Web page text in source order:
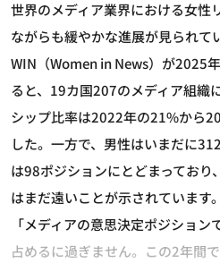
世界のメディア業界における女性
ながらも緩やかな進展が見られて
WIN（Women in News）が2025
ると、19カ国207のメディア組織
シップ比率は2022年の21%から
した。一方で、男性はいまだに
は98ポジションにとどまっており
はまだ遠いことが示されています。
「メディアの意思決定ポジショ
占めるに過ぎません。この2年間